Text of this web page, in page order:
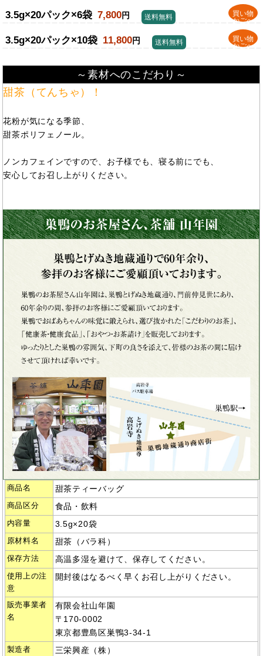
3.5g×20パック×6袋 7,800円
買い物
かごへ
送料無料
3.5g×20パック×10袋 11,800円
買い物
かごへ
送料無料
～素材へのこだわり～
甜茶（てんちゃ）！
花粉が気になる季節、
甜茶ポリフェノール。
ノンカフェインですので、お子様でも、寝る前にでも、
安心してお召し上がりください。
商品名 甜茶ティーバッグ
商品区分 食品・飲料
内容量 3.5g×20袋
原材料名 甜茶（バラ科）
保存方法 高温多湿を避けて、保存してください。
使用上の注
意
開封後はなるべく早くお召し上がりください。
販売事業者
名
有限会社山年園
〒170-0002
東京都豊島区巣鴨3-34-1
製造者
三栄興産（株）